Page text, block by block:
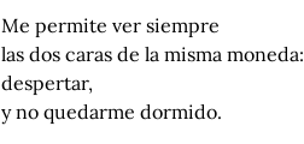
Me permite ver siempre
las dos caras de la misma moneda:
despertar,
y no quedarme dormido.